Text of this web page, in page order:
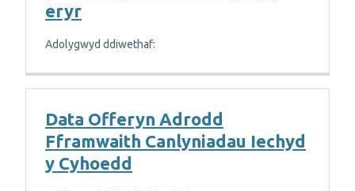
eryr
Adolygwyd ddiwethaf:
Data Offeryn Adrodd
Fframwaith Canlyniadau Iechyd
y Cyhoedd